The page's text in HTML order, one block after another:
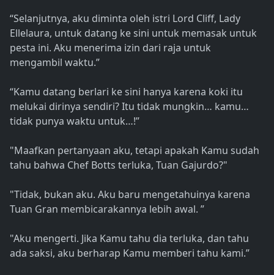
“Selanjutnya, aku diminta oleh istri Lord Cliff, Lady
Ellelaura, untuk datang ke sini untuk memasak untuk
pesta ini. Aku menerima izin dari raja untuk
mengambil waktu.”
“Kamu datang berlari ke sini hanya karena koki itu
melukai dirinya sendiri? Itu tidak mungkin… kamu…
tidak punya waktu untuk…!”
"Maafkan pertanyaan aku, tetapi apakah Kamu sudah
tahu bahwa Chef Botts terluka, Tuan Gajurdo?"
"Tidak, bukan aku. Aku baru mengetahuinya karena
Tuan Gran membicarakannya lebih awal. ”
"Aku mengerti. Jika Kamu tahu dia terluka, dan tahu
ada saksi, aku berharap Kamu memberi tahu kami.”